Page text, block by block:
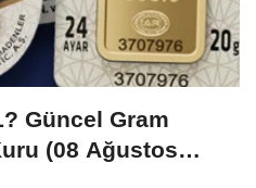
Güncel Gram
(08 Ağustos